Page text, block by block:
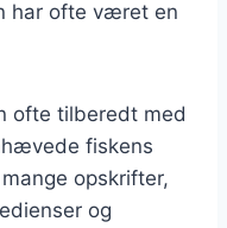
har ofte været en
ofte tilberedt med
fiskens
opskrifter,
og